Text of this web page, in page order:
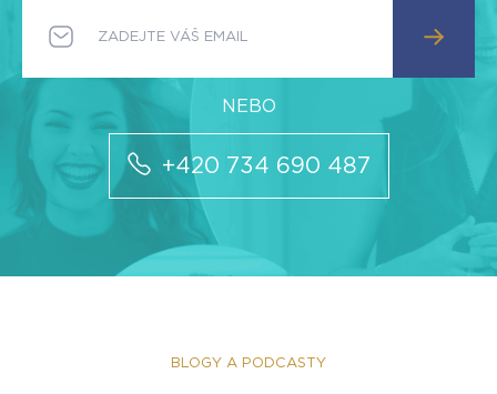
+420 734 690 487
BLOGY A PODCASTY